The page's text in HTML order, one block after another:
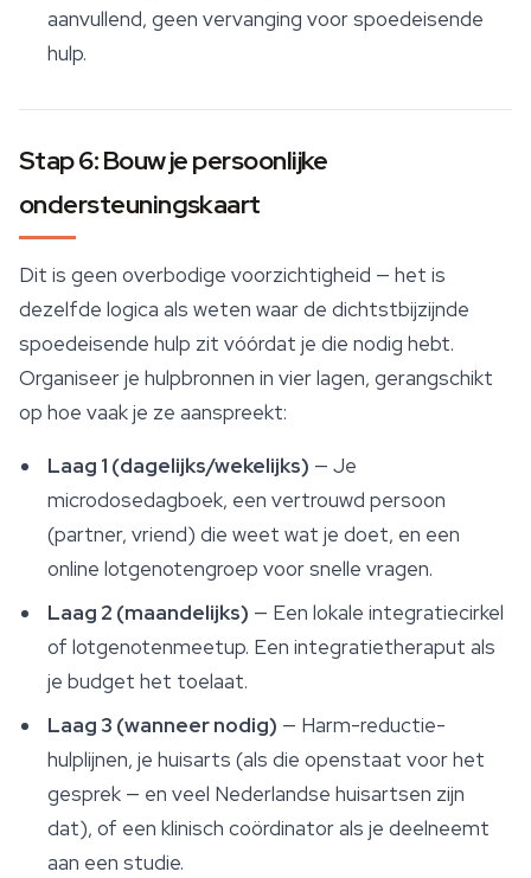
aanvullend, geen vervanging voor spoedeisende
hulp.
Stap 6: Bouw je persoonlijke
ondersteuningskaart
Dit is geen overbodige voorzichtigheid — het is
dezelfde logica als weten waar de dichtstbijzijnde
spoedeisende hulp zit vóórdat je die nodig hebt.
Organiseer je hulpbronnen in vier lagen, gerangschikt
op hoe vaak je ze aanspreekt:
Laag 1 (dagelijks/wekelijks) — Je
microdosedagboek, een vertrouwd persoon
(partner, vriend) die weet wat je doet, en een
online lotgenotengroep voor snelle vragen.
Laag 2 (maandelijks) — Een lokale integratiecirkel
of lotgenotenmeetup. Een integratietheraput als
je budget het toelaat.
Laag 3 (wanneer nodig) — Harm-reductie-
hulplijnen, je huisarts (als die openstaat voor het
gesprek — en veel Nederlandse huisartsen zijn
dat), of een klinisch coördinator als je deelneemt
aan een studie.